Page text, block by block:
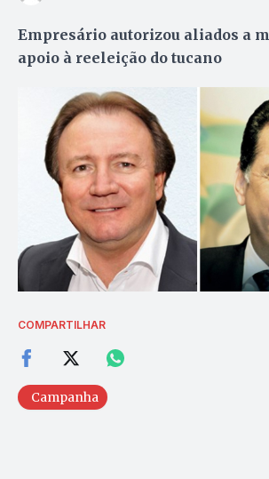
Empresário autorizou aliados a
apoio à reeleição do tucano
COMPARTILHAR
Campanha